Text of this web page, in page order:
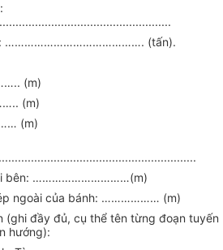
……………………………………. (tấn).
(m)
(m)
(m)
bên: …………………………(m)
ngoài của bánh: ……………… (m)
(ghi đầy đủ, cụ thể tên từng đoạn tuyến
hướng):